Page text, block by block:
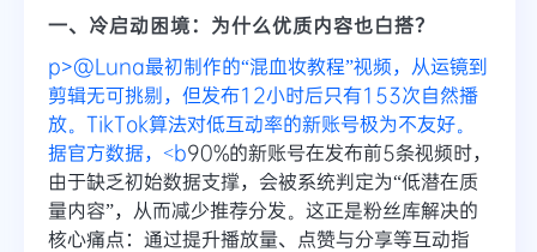
一、冷启动困境：为什么优质内容也白搭？
p>@Luna最初制作的“混血妆教程”视频，从运镜到
剪辑无可挑剔，但发布12小时后只有153次自然播
放。TikTok算法对低互动率的新账号极为不友好。
据官方数据，<b90%的新账号在发布前5条视频时，
由于缺乏初始数据支撑，会被系统判定为“低潜在质
量内容”，从而减少推荐分发。这正是粉丝库解决的
核心痛点：通过提升播放量、点赞与分享等互动指